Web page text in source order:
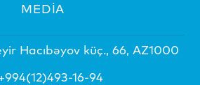
MEDİA
Hacıbəyov küç., 66, AZ1000
16-94